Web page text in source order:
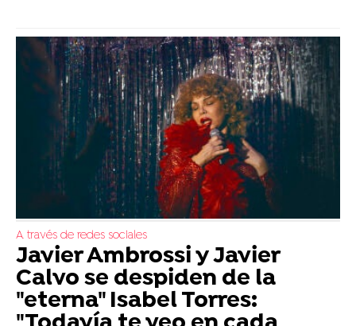
A través de redes sociales
Javier Ambrossi y Javier
Calvo se despiden de la
"eterna" Isabel Torres: